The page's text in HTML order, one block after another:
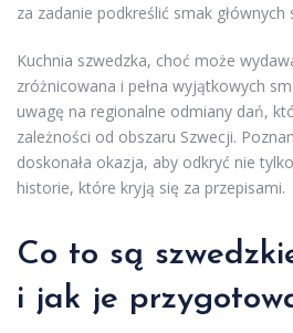
za zadanie podkreślić smak głównych
Kuchnia szwedzka, choć może
zróżnicowana i pełna wyjątkowych
uwagę na regionalne odmiany dań,
zależności od obszaru Szwecji.
doskonała okazja, aby odkryć nie
historie, które kryją się za przepisami.
Co to są
i jak je